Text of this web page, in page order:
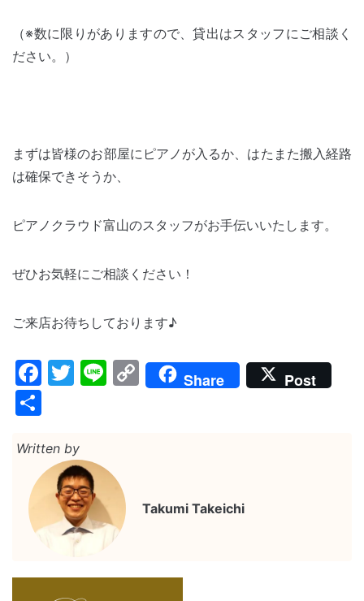
（※数に限りがありますので、貸出はスタッフにご相談く
ださい。）
まずは皆様のお部屋にピアノが入るか、はたまた搬入経路
は確保できそうか、
ピアノクラウド富山のスタッフがお手伝いいたします。
ぜひお気軽にご相談ください！
ご来店お待ちしております♪
Facebook
Twitter
LineCopy
Link
Share Post
Written by
Takumi Takeichi